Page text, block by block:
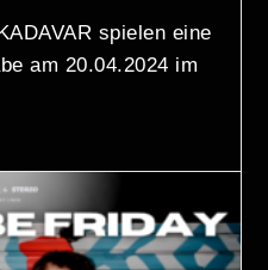
spielen eine
am 20.04.2024 im